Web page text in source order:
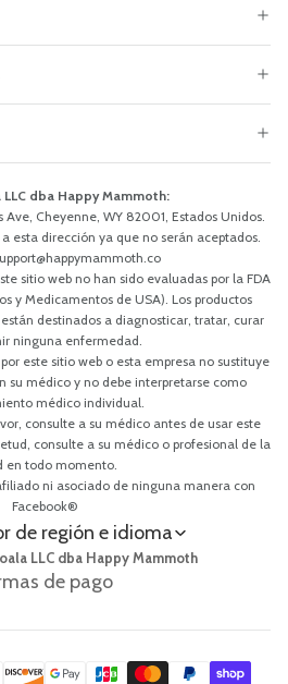
dba Happy Mammoth:
Cheyenne, WY 82001, Estados Unidos.
esta dirección ya que no serán aceptados.
sitio web no han sido evaluadas por la FDA
y Medicamentos de USA). Los productos
destinados a diagnosticar, tratar, curar
ninguna enfermedad.
este sitio web o esta empresa no sustituye
su médico y no debe interpretarse como
médico individual.
consulte a su médico antes de usar este
consulte a su médico o profesional de la
en todo momento.
ni asociado de ninguna manera con
Facebook®
de región e idioma
LLC dba Happy Mammoth
de pago